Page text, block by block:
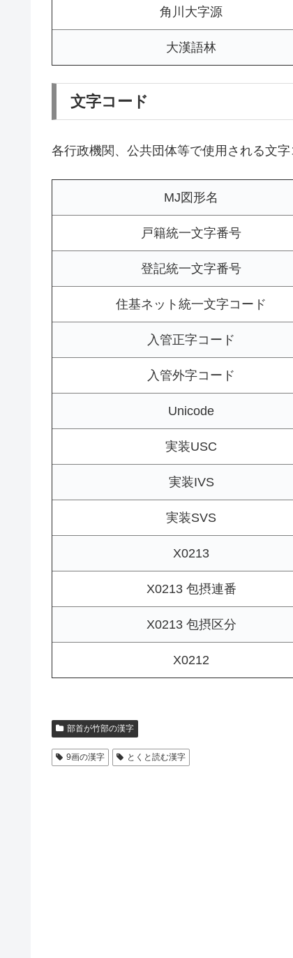
角川大字源
大漢語林
文字コード
各行政機関、公共団体等で使用される文字
MJ図形名
戸籍統一文字番号
登記統一文字番号
住基ネット統一文字コード
入管正字コード
入管外字コード
Unicode
実装USC
実装IVS
実装SVS
X0213
X0213 包摂連番
X0213 包摂区分
X0212
部首が竹部の漢字
9画の漢字 とくと読む漢字